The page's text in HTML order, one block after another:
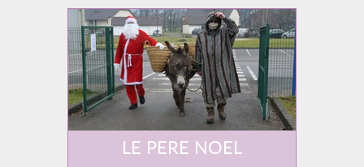
LE PERE NOEL